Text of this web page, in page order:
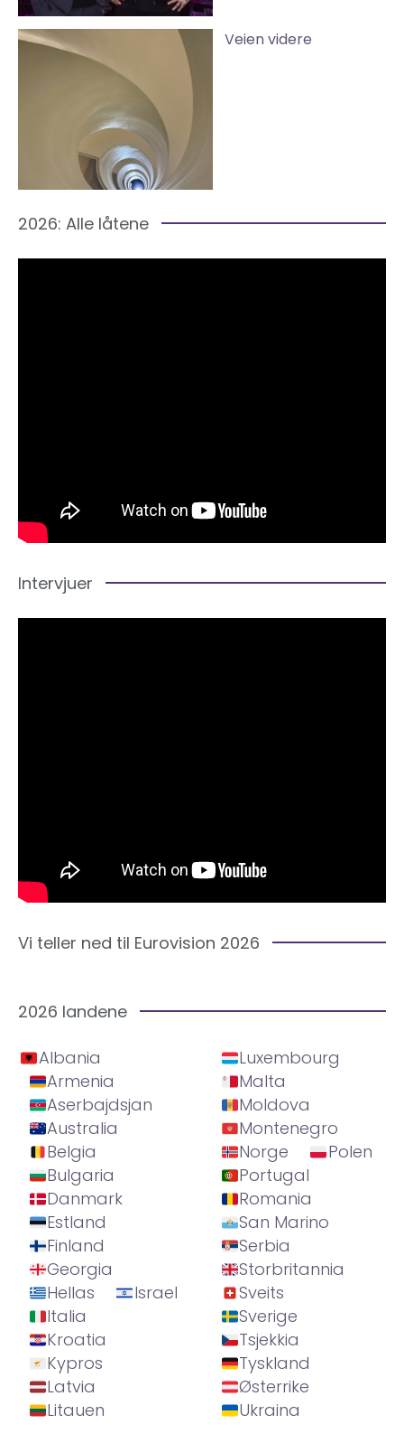
Veien videre
2026: Alle låtene
Intervjuer
Vi teller ned til Eurovision 2026
2026 landene
Albania
Armenia
Aserbajdsjan
Australia
Belgia
Bulgaria
Danmark
Estland
Finland
Georgia
Hellas
Israel
Italia
Kroatia
Kypros
Latvia
Litauen
Luxembourg
Malta
Moldova
Montenegro
Norge
Polen
Portugal
Romania
San Marino
Serbia
Storbritannia
Sveits
Sverige
Tsjekkia
Tyskland
Østerrike
Ukraina